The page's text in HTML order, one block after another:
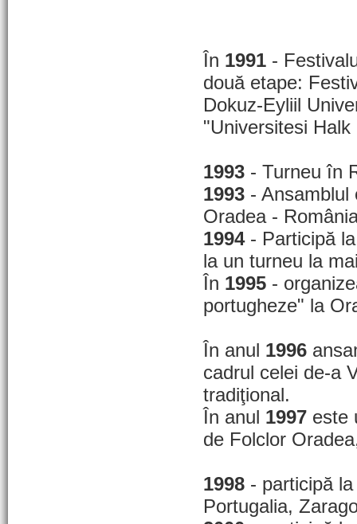
În 1991 -
două etape:
Dokuz-Eyliil
"Universitesi
1993 - Turneu în
1993 - Ansamblul
Oradea -
1994- Participă
la un turneu la
În 1995 -
portugheze" la
În anul 1996
cadrul celei de-a
tradiţional.
În anul 1997 este
de Folclor
1998 - participă
Portugalia,